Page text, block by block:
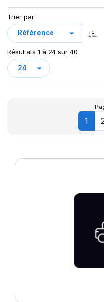
SFT
SUP 8L
TL AC85
TRAKER
Trier par
Résultats 1 à 24 sur 40
1 2